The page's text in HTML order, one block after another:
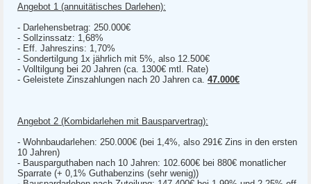
Angebot 1 (annuitätisches Darlehen):
- Darlehensbetrag: 250.000€
- Sollzinssatz: 1,68%
- Eff. Jahreszins: 1,70%
- Sondertilgung 1x jährlich mit 5%, also 12.500€
- Volltilgung bei 20 Jahren (ca. 1300€ mtl. Rate)
- Geleistete Zinszahlungen nach 20 Jahren ca. 47.000€
Angebot 2 (Kombidarlehen mit Bausparvertrag):
- Wohnbaudarlehen: 250.000€ (bei 1,4%, also 291€ Zins in den ersten
10 Jahren)
- Bausparguthaben nach 10 Jahren: 102.600€ bei 880€ monatlicher
Sparrate (+ 0,1% Guthabenzins (sehr wenig))